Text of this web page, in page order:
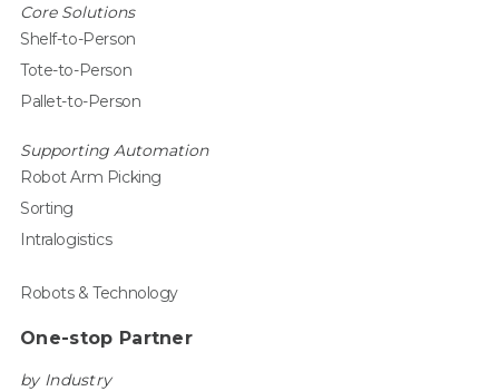
Core Solutions
Shelf-to-Person
Tote-to-Person
Pallet-to-Person
Supporting Automation
Robot Arm Picking
Sorting
Intralogistics
Robots & Technology
One-stop Partner
by Industry